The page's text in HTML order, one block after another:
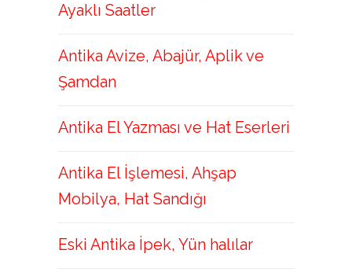
Ayaklı Saatler
Antika Avize, Abajür, Aplik ve
Şamdan
Antika El Yazması ve Hat Eserleri
Antika El İşlemesi, Ahşap
Mobilya, Hat Sandığı
Eski Antika İpek, Yün halılar